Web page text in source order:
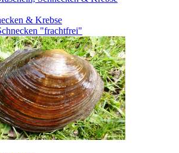
& Krebse
"frachtfrei"